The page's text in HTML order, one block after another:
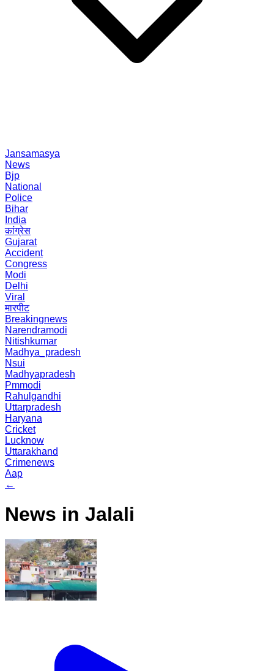
Jansamasya
News
Bjp
National
Police
Bihar
India
कांग्रेस
Gujarat
Accident
Congress
Modi
Delhi
Viral
मारपीट
Breakingnews
Narendramodi
Nitishkumar
Madhya_pradesh
Nsui
Madhyapradesh
Pmmodi
Rahulgandhi
Uttarpradesh
Haryana
Cricket
Lucknow
Uttarakhand
Crimenews
Aap
←
News in Jalali